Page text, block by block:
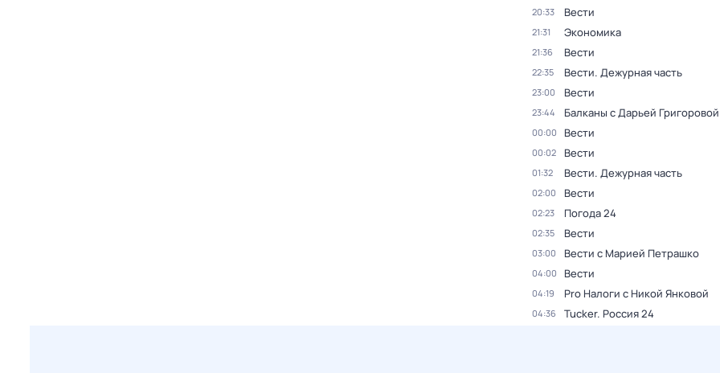
20:33 Вести
21:31 Экономика
21:36 Вести
22:35 Вести. Дежурная часть
23:00 Вести
23:44 Балканы с Дарьей Григоровой
00:00 Вести
00:02 Вести
01:32 Вести. Дежурная часть
02:00 Вести
02:23 Погода 24
02:35 Вести
03:00 Вести с Марией Петрашко
04:00 Вести
04:19 Pro Налоги с Никой Янковой
04:36 Tucker. Россия 24